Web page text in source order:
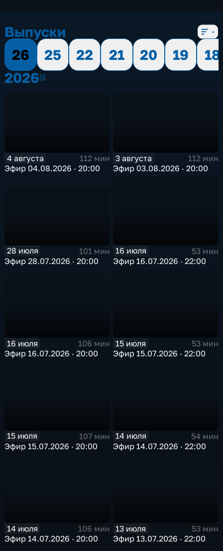
Выпуски
26
25 22 21 20 19
18
20262026
4 августа
112 мин
Эфир 04.08.2026 · 20:00
3 августа
112 мин
Эфир 03.08.2026 · 20:00
28 июля
101 мин
Эфир 28.07.2026 · 20:00
16 июля
53 мин
Эфир 16.07.2026 · 22:00
16 июля
106 мин
Эфир 16.07.2026 · 20:00
15 июля
53 мин
Эфир 15.07.2026 · 22:00
15 июля
107 мин
Эфир 15.07.2026 · 20:00
14 июля
54 мин
Эфир 14.07.2026 · 22:00
14 июля
106 мин
Эфир 14.07.2026 · 20:00
13 июля
53 мин
Эфир 13.07.2026 · 22:00